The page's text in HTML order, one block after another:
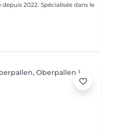
2022. Spécialisée dans le